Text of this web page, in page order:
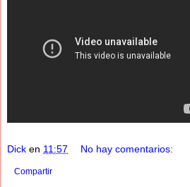
Dick en 11:57 No hay comentarios:
Compartir